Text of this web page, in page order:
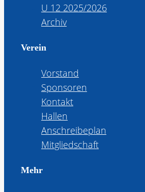
U 12 2025/2026
Archiv
Verein
Vorstand
Sponsoren
Kontakt
Hallen
Anschreibeplan
Mitgliedschaft
Mehr